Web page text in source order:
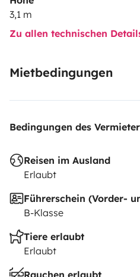
votre compréhension et de
TOUS BONNE ROUTE ET A
3,1 m
Zu allen technischen
Mietbedingungen
Bedingungen des
Reisen im Ausland
Erlaubt
Führerschein (Vorder-
B-Klasse
Tiere erlaubt
Erlaubt
Rauchen erlaubt